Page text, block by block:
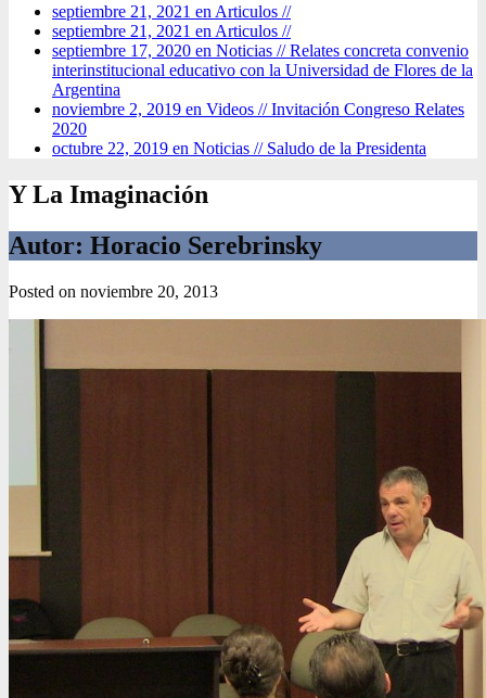
septiembre 21, 2021 en Articulos //
septiembre 21, 2021 en Articulos //
septiembre 17, 2020 en Noticias //Relates concreta convenio
interinstitucional educativo con la Universidad de Flores de la
Argentina
noviembre 2, 2019 en Videos //Invitación Congreso Relates
2020
octubre 22, 2019 en Noticias // Saludo de la Presidenta
Y La Imaginación
Autor: Horacio Serebrinsky
Posted on noviembre 20, 2013